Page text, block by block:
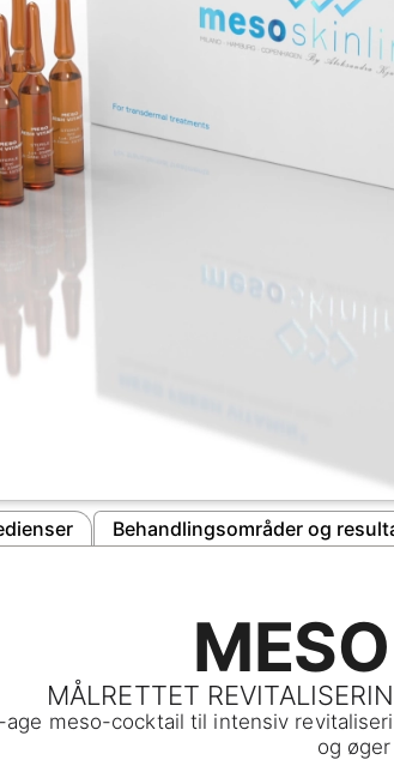
Behandlingsområder og
MÅLRETTET
age meso-cocktail til intensiv
og